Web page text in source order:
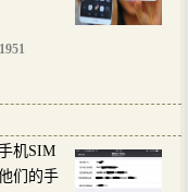
机SIM
们的手